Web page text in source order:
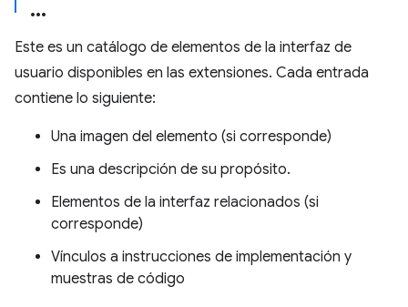
Este es un catálogo de elementos de la interfaz de
usuario disponibles en las extensiones. Cada entrada
contiene lo siguiente:
Una imagen del elemento (si corresponde)
Es una descripción de su propósito.
Elementos de la interfaz relacionados (si
corresponde)
Vínculos a instrucciones de implementación y
muestras de código